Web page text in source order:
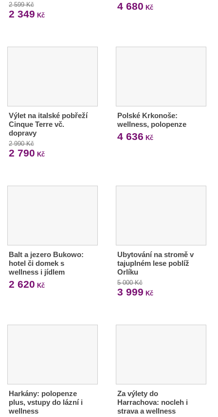
2 599 Kč
2 349 Kč
4 680 Kč
Výlet na italské pobřeží
Cinque Terre vč.
dopravy
2 990 Kč
2 790 Kč
Polské Krkonoše:
wellness, polopenze
4 636 Kč
Balt a jezero Bukowo:
hotel či domek s
wellness i jídlem
2 620 Kč
Ubytování na stromě v
tajuplném lese poblíž
Orlíku
5 000 Kč
3 999 Kč
Harkány: polopenze
plus, vstupy do lázní i
wellness
Za výlety do
Harrachova: nocleh i
strava a wellness